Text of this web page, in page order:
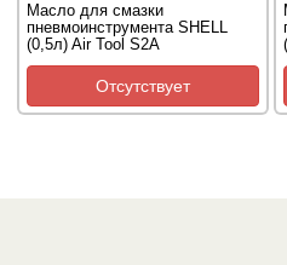
Масло для смазки
пневмоинструмента SHELL
(0,5л) Air Tool S2A
Отсутствует